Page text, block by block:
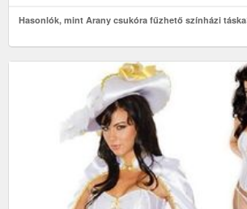
Hasonlók, mint Arany csukóra fűzhető színházi táska